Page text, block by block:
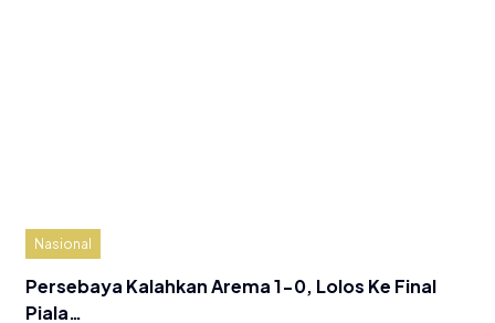
Nasional
Persebaya Kalahkan Arema 1-0, Lolos Ke Final
Piala…